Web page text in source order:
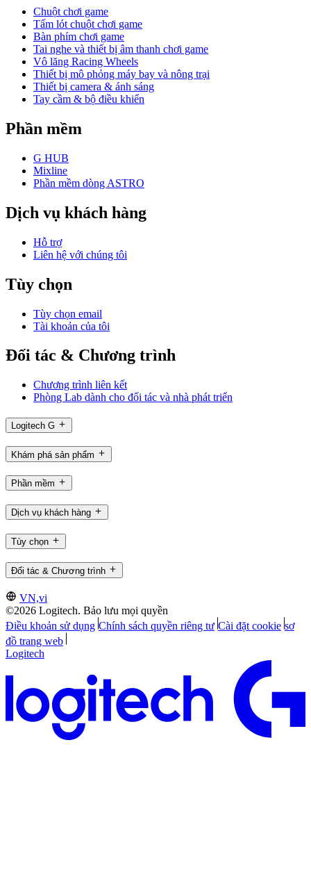
Chuột chơi game
Tấm lót chuột chơi game
Bàn phím chơi game
Tai nghe và thiết bị âm thanh chơi game
Vô lăng Racing Wheels
Thiết bị mô phỏng máy bay và nông trại
Thiết bị camera & ánh sáng
Tay cầm & bộ điều khiển
Phần mềm
G HUB
Mixline
Phần mềm dòng ASTRO
Dịch vụ khách hàng
Hỗ trợ
Liên hệ với chúng tôi
Tùy chọn
Tùy chọn email
Tài khoản của tôi
Đối tác & Chương trình
Chương trình liên kết
Phòng Lab dành cho đối tác và nhà phát triển
Logitech G
Khám phá sản phẩm
Phần mềm
Dịch vụ khách hàng
Tùy chọn
Đối tác & Chương trình
VN,vi
©2026 Logitech. Bảo lưu mọi quyền
Điều khoản sử dụng Chính sách quyền riêng tư Cài đặt cookie sơ
đồ trang web
Logitech